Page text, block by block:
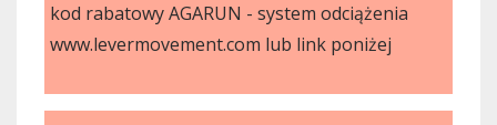
kod rabatowy AGARUN - system odciążenia
www.levermovement.com lub link poniżej